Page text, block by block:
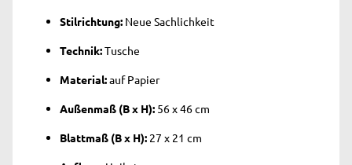
Stilrichtung: Neue Sachlichkeit
Technik:Tusche
Material:auf Papier
Außenmaß (B x H): 56 x 46 cm
Blattmaß (B x H): 27 x 21 cm